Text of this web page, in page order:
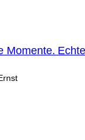
Momente.